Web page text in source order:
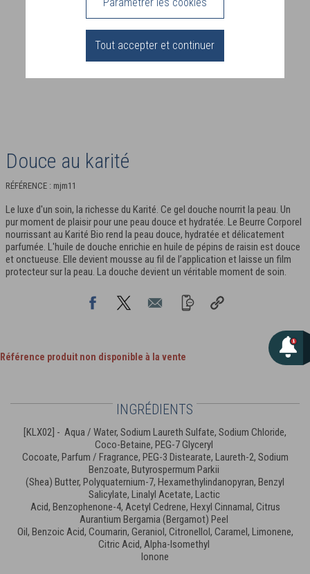
Tout accepter et continuer
Douce au karité
RÉFÉRENCE : mjm11
Le luxe d'un soin, la richesse du Karité. Ce gel douche nourrit la peau. Un
pur moment de plaisir pour une peau douce et hydratée. Le Beurre Corporel
nourrissant au Karité Bio rend la peau douce, hydratée et délicatement
parfumée. L'huile de douche enrichie en huile de pépins de raisin est douce
et onctueuse. Elle devient mousse au fil de l’application et laisse un film
protecteur sur la peau. La douche devient un véritable moment de soin.
Référence produit non disponible à la vente
INGRÉDIENTS
[KLX02] - Aqua / Water, Sodium Laureth Sulfate, Sodium Chloride,
Coco-Betaine, PEG-7 Glyceryl
Cocoate, Parfum / Fragrance, PEG-3 Distearate, Laureth-2, Sodium
Benzoate, Butyrospermum Parkii
(Shea) Butter, Polyquaternium-7, Hexamethylindanopyran, Benzyl
Salicylate, Linalyl Acetate, Lactic
Acid, Benzophenone-4, Acetyl Cedrene, Hexyl Cinnamal, Citrus
Aurantium Bergamia (Bergamot) Peel
Oil, Benzoic Acid, Coumarin, Geraniol, Citronellol, Caramel, Limonene,
Citric Acid, Alpha-Isomethyl
Ionone